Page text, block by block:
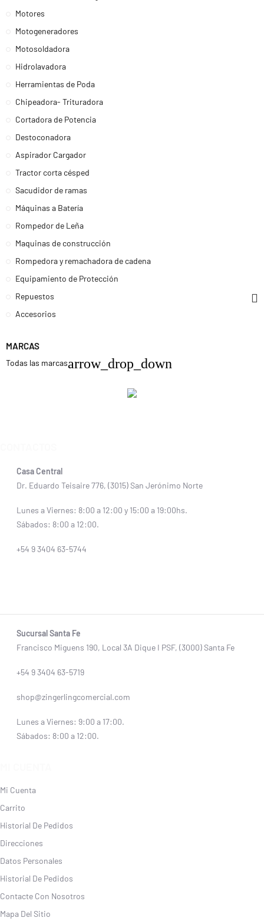
Motores
Motogeneradores
Motosoldadora
Hidrolavadora
Herramientas de Poda
Chipeadora- Trituradora
Cortadora de Potencia
Destoconadora
Aspirador Cargador
Tractor corta césped
Sacudidor de ramas
Máquinas a Batería
Rompedor de Leña
Maquinas de construcción
Rompedora y remachadora de cadena
Equipamiento de Protección
Repuestos
Accesorios
MARCAS
Todas las marcasarrow_drop_down
Casa Central
Dr. Eduardo Teisaire 776, (3015) San Jerónimo Norte
Lunes a Viernes: 8:00 a 12:00 y 15:00 a 19:00hs.
Sábados: 8:00 a 12:00.
+54 9 3404 63-5744
Sucursal Santa Fe
Francisco Miguens 190, Local 3A Dique I PSF, (3000) Santa Fe
+54 9 3404 63-5719
shop@zingerlingcomercial.com
Lunes a Viernes: 9:00 a 17:00.
Sábados: 8:00 a 12:00.
Mi Cuenta
Carrito
Historial De Pedidos
Direcciones
Datos Personales
Historial De Pedidos
Contacte Con Nosotros
Mapa Del Sitio